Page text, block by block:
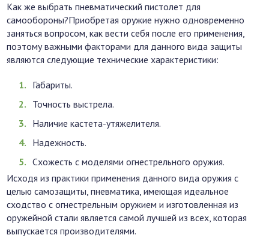
Как же выбрать пневматический пистолет для
самообороны?Приобретая оружие нужно одновременно
заняться вопросом, как вести себя после его применения,
поэтому важными факторами для данного вида защиты
являются следующие технические характеристики:
Габариты.
Точность выстрела.
Наличие кастета-утяжелителя.
Надежность.
Схожесть с моделями огнестрельного оружия.
Исходя из практики применения данного вида оружия с
целью самозащиты, пневматика, имеющая идеальное
сходство с огнестрельным оружием и изготовленная из
оружейной стали является самой лучшей из всех, которая
выпускается производителями.